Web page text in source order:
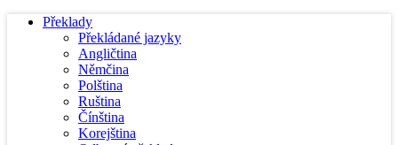
Překlady
Překládané jazyky
Angličtina
Němčina
Polština
Ruština
Čínština
Korejština